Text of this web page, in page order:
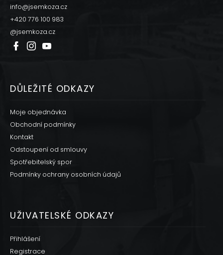
info@jsemkoza.cz
+420 776 100 983
@jsemkoza.cz
DŮLEŽITÉ ODKAZY
Moje objednávka
Obchodní podmínky
Kontakt
Odstoupení od smlouvy
Spotřebitelský spor
Podmínky ochrany osobních údajů
UŽIVATELSKÉ ODKAZY
Přihlášení
Registrace